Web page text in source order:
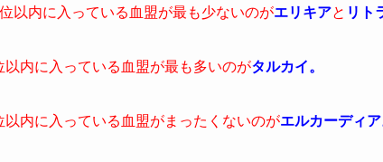
以内に入っている血盟が最も少ないのがエリキアと リト
以内に入っている血盟が最も多いのがタルカイ。
以内に入っている血盟がまったくないのがエルカーディ